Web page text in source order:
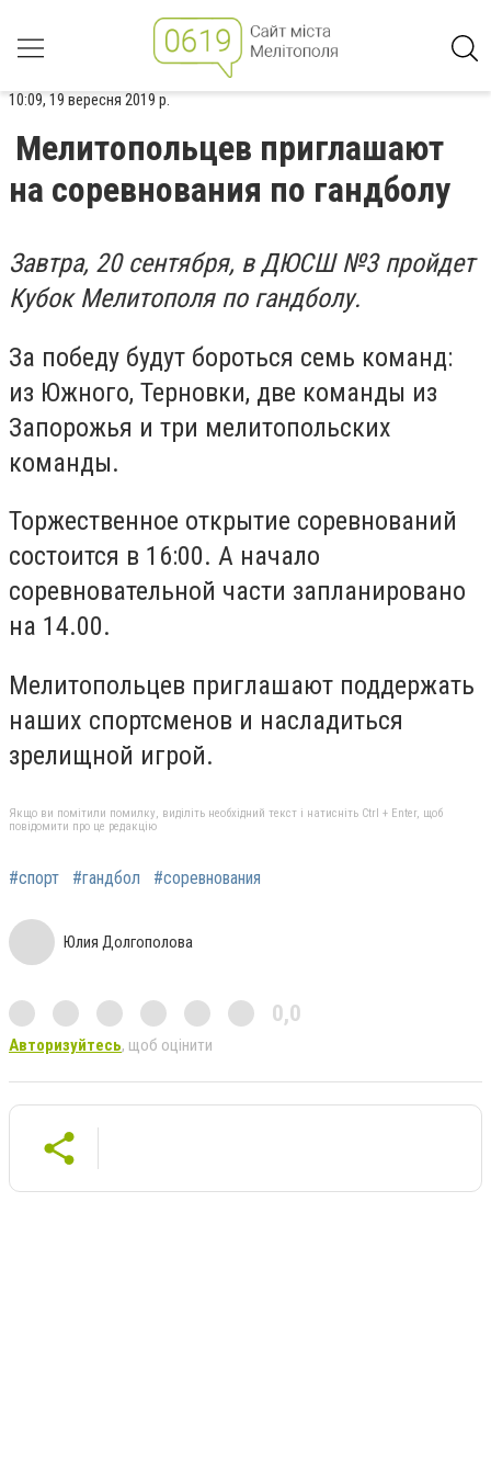
10:09, 19 вересня 2019 р.
Мелитопольцев приглашают
на соревнования по гандболу
Завтра, 20 сентября, в ДЮСШ №3 пройдет
Кубок Мелитополя по гандболу.
За победу будут бороться семь команд:
из Южного, Терновки, две команды из
Запорожья и три мелитопольских
команды.
Торжественное открытие соревнований
состоится в 16:00. А начало
соревновательной части запланировано
на 14.00.
Мелитопольцев приглашают поддержать
наших спортсменов и насладиться
зрелищной игрой.
Якщо ви помітили помилку, виділіть необхідний текст і натисніть Ctrl + Enter, щоб
повідомити про це редакцію
#спорт #гандбол #соревнования
Юлия Долгополова
0,0
Авторизуйтесь, щоб оцінити